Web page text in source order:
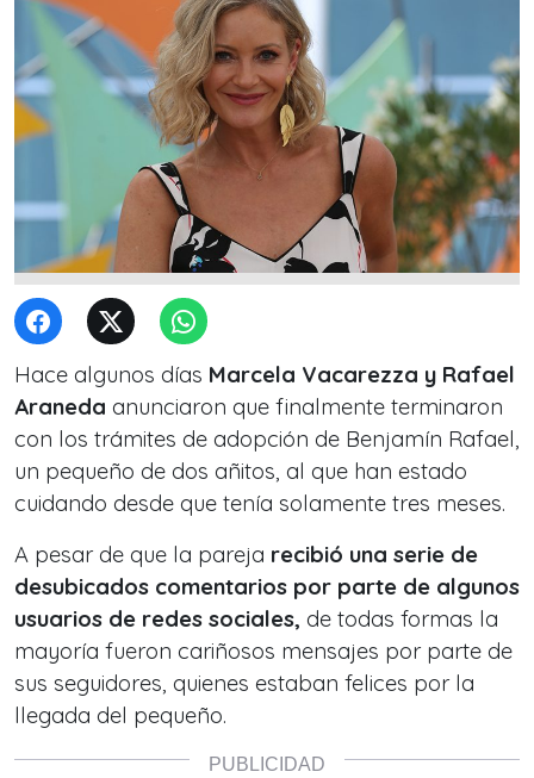
Hace algunos días Marcela Vacarezza y Rafael
Araneda anunciaron que finalmente terminaron
con los trámites de adopción de Benjamín Rafael,
un pequeño de dos añitos, al que han estado
cuidando desde que tenía solamente tres meses.
A pesar de que la pareja recibió una serie de
desubicados comentarios por parte de algunos
usuarios de redes sociales, de todas formas la
mayoría fueron cariñosos mensajes por parte de
sus seguidores, quienes estaban felices por la
llegada del pequeño.